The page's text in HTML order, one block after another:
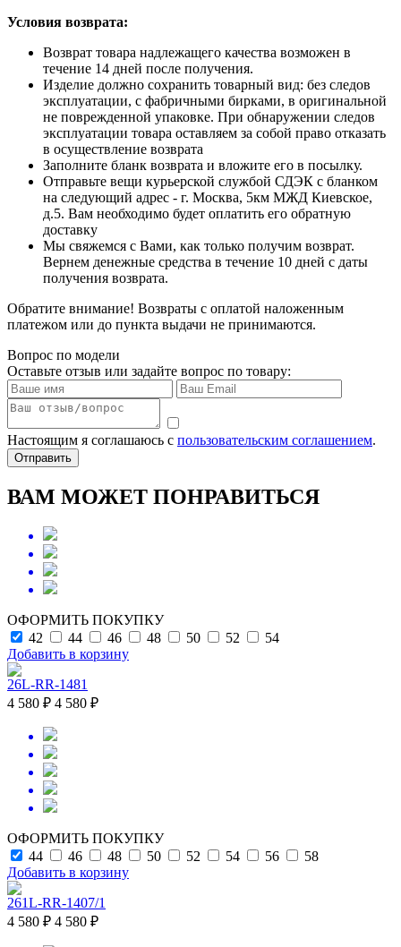
Условия возврата:
Возврат товара надлежащего качества возможен в
течение 14 дней после получения.
Изделие должно сохранить товарный вид: без следов
эксплуатации, с фабричными бирками, в оригинальной
не поврежденной упаковке. При обнаружении следов
эксплуатации товара оставляем за собой право отказать
в осуществление возврата
Заполните бланк возврата и вложите его в посылку.
Отправьте вещи курьерской службой СДЭК с бланком
на следующий адрес - г. Москва, 5км МЖД Киевское,
д.5. Вам необходимо будет оплатить его обратную
доставку
Мы свяжемся с Вами, как только получим возврат.
Вернем денежные средства в течение 10 дней с даты
получения возврата.
Обратите внимание! Возвраты с оплатой наложенным
платежом или до пункта выдачи не принимаются.
Вопрос по модели
Оставьте отзыв или задайте вопрос по товару:
Настоящим я соглашаюсь с пользовательским соглашением.
Отправить
ВАМ МОЖЕТ ПОНРАВИТЬСЯ
ОФОРМИТЬ ПОКУПКУ
42
44 46 48 50 52
54
Добавить в корзину
26L-RR-1481
4 580 ₽ 4 580 ₽
ОФОРМИТЬ ПОКУПКУ
44
46 48 50 52 54 56
58
Добавить в корзину
261L-RR-1407/1
4 580 ₽ 4 580 ₽